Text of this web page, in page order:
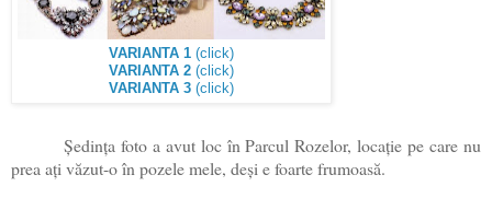
VARIANTA 1 (click)
VARIANTA 2 (click)
VARIANTA 3 (click)
Ședința foto a avut loc în Parcul Rozelor, locație pe care nu
prea ați văzut-o în pozele mele, deși e foarte frumoasă.